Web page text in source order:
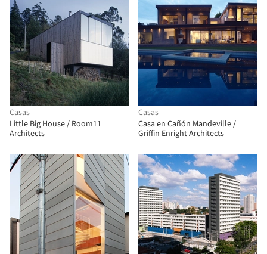
Casas
Little Big House / Room11
Architects
Casas
Casa en Cañón Mandeville /
Griffin Enright Architects